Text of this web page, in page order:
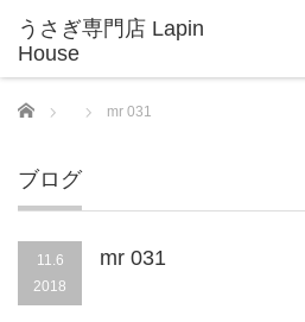
Home mr 031
ブログ
11.6
2018
mr 031